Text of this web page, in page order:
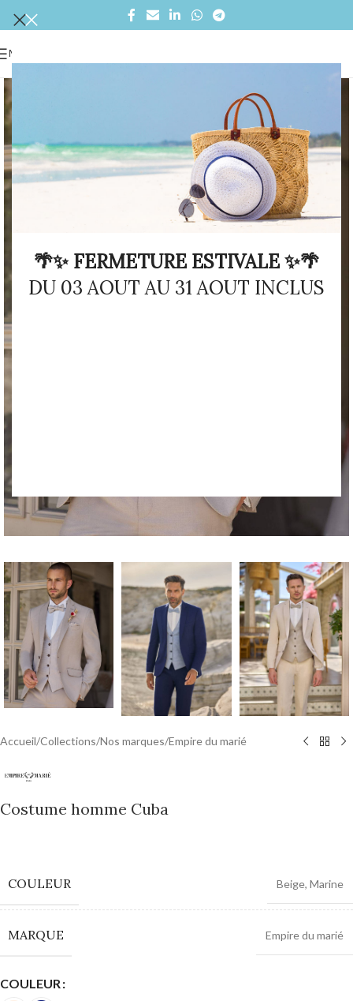
🌴✨ FERMETURE ESTIVALE ✨🌴
DU 03 AOUT AU 31 AOUT INCLUS
MENU
Accueil/Collections/Nos marques/Empire du marié
Costume homme Cuba
COULEUR Beige, Marine
MARQUE Empire du marié
COULEUR